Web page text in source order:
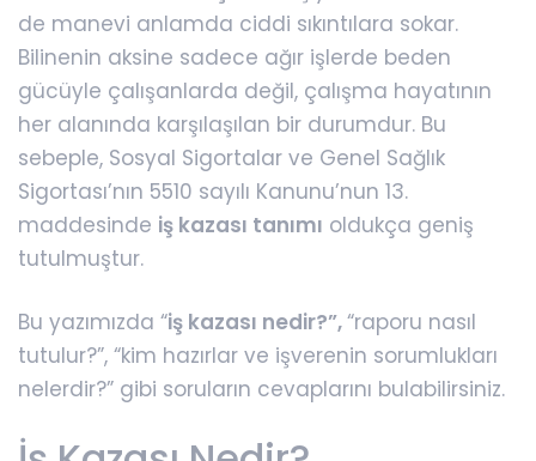
de manevi anlamda ciddi sıkıntılara sokar.
Bilinenin aksine sadece ağır işlerde beden
gücüyle çalışanlarda değil, çalışma hayatının
her alanında karşılaşılan bir durumdur. Bu
sebeple, Sosyal Sigortalar ve Genel Sağlık
Sigortası’nın 5510 sayılı Kanunu’nun 13.
maddesinde iş kazası tanımı oldukça geniş
tutulmuştur.
Bu yazımızda “iş kazası nedir?”,“raporu nasıl
tutulur?”, “kim hazırlar ve işverenin sorumlukları
nelerdir?” gibi soruların cevaplarını bulabilirsiniz.